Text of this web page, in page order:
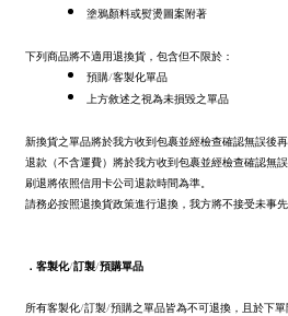
塗鴉顏料或熨燙圖案附著
下列商品將不適用退換貨，包含但不限於：
預購/客製化單品
上方敘述之視為未損毀之單品
新換貨之單品將於我方收到包裹並經檢查確認無誤後再
退款（不含運費）將於我方收到包裹並經檢查確認無
刷退將依照信用卡公司退款時間為準。
請務必按照退換貨政策進行退換，我方將不接受未事先
． 客製化/訂製/預購單品
所有客製化/訂製/預購之單品皆為不可退換，且於下單